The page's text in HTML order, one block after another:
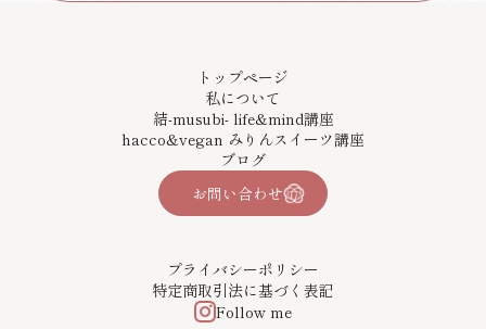
トップページ
私について
結-musubi- life&mind講座
hacco&vegan みりんスイーツ講座
ブログ
お問い合わせ
プライバシーポリシー
特定商取引法に基づく表記
Follow me